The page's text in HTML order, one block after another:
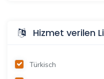
Hizmet verilen
Türkisch